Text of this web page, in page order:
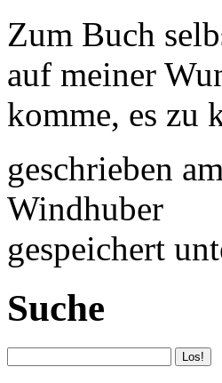
Zum Buch
auf meiner
komme, es zu
geschrieben
Windhuber
gespeichert
Suche